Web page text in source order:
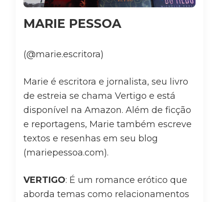
MARIE PESSOA
(@marie.escritora)
Marie é escritora e jornalista, seu livro
de estreia se chama Vertigo e está
disponível na Amazon. Além de ficção
e reportagens, Marie também escreve
textos e resenhas em seu blog
(mariepessoa.com).
VERTIGO: É um romance erótico que
aborda temas como relacionamentos